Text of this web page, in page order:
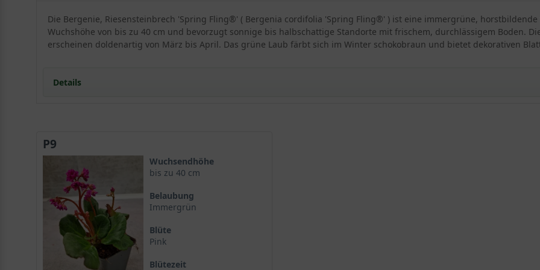
Die Bergenie, Riesensteinbrech 'Spring Fling®' ( Bergenia cordifolia 'Spring Fling®' ) ist eine immergrüne,
Wuchshöhe von bis zu 40 cm und bevorzugt sonnige bis halbschattige Standorte mit frischem, durchlässigem Boden.
erscheinen doldenartig von März bis April. Das grüne Laub färbt sich im Winter schokobraun und bietet dekorativen
Details
Herkunft und Entwicklung
Standort und Boden
Ideale Lichtverhältnisse für Bergenia cordifolia 'Spring Fling®'
Bodenansprüche und Vorbereitung
Blüte und Blattwerk der Bergenie 'Spring Fling®'
Die Frühlingsblüte
Das immergrüne Laub
Verwendung im Garten
Als Bodendecker und Flächengestalter
P9
Wuchsendhöhe
bis zu 40 cm
Belaubung
Immergrün
Blüte
Pink
Blütezeit